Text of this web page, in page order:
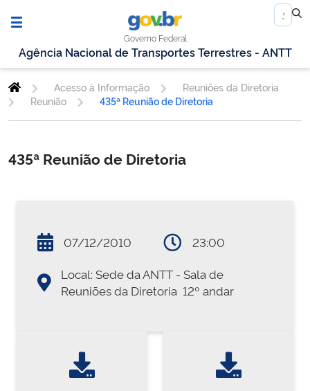
Governo Federal
Agência Nacional de Transportes Terrestres - ANTT
Acesso à Informação
Reuniões da Diretoria
Reunião
435ª Reunião de Diretoria
435ª Reunião de Diretoria
07/12/2010
23:00
Local: Sede da ANTT - Sala de
Reuniões da Diretoria  12º andar